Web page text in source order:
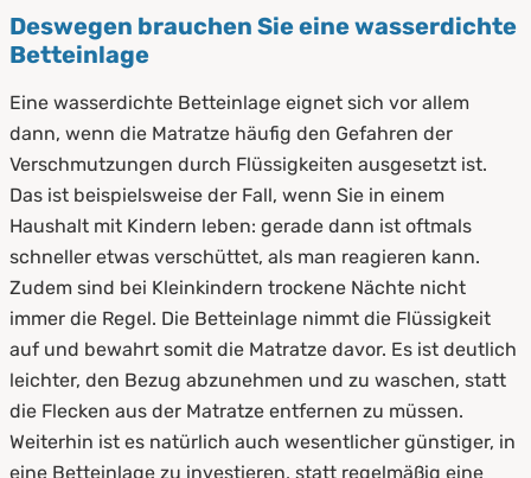
Deswegen brauchen Sie eine wasserdichte
Betteinlage
Eine wasserdichte Betteinlage eignet sich vor allem
dann, wenn die Matratze häufig den Gefahren der
Verschmutzungen durch Flüssigkeiten ausgesetzt ist.
Das ist beispielsweise der Fall, wenn Sie in einem
Haushalt mit Kindern leben: gerade dann ist oftmals
schneller etwas verschüttet, als man reagieren kann.
Zudem sind bei Kleinkindern trockene Nächte nicht
immer die Regel. Die Betteinlage nimmt die Flüssigkeit
auf und bewahrt somit die Matratze davor. Es ist deutlich
leichter, den Bezug abzunehmen und zu waschen, statt
die Flecken aus der Matratze entfernen zu müssen.
Weiterhin ist es natürlich auch wesentlicher günstiger, in
eine Betteinlage zu investieren, statt regelmäßig eine